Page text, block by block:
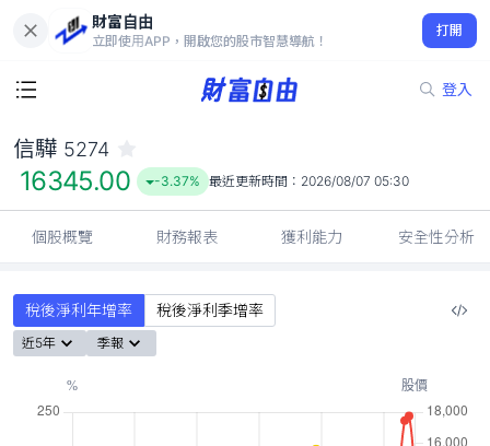
財富自由
立即使用APP，開啟您的股市智慧導航！
打開
登入
16345.00
-3.37%
信驊 5274
16345.00 -3.37% 最近更新時間： 2026/08/07 05:30
個股概覽 財務報表 獲利能力 安全性分析
稅後淨利年增率 稅後淨利季增率
近5年 季報